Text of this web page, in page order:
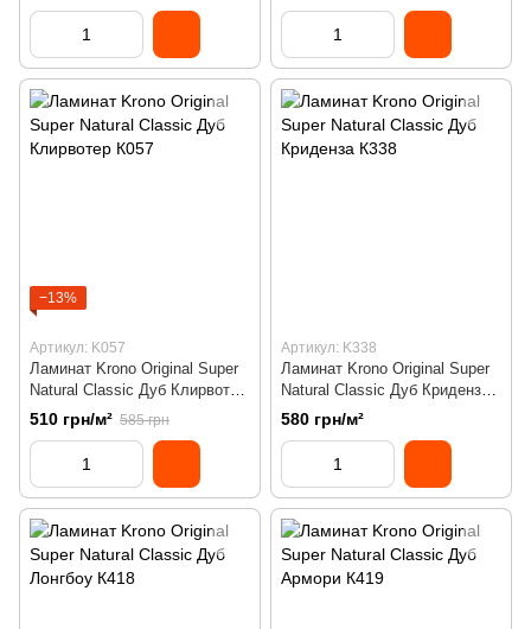
−13%
Артикул: K057
Ламинат Krono Original Super
Natural Classic Дуб Клирвотер
К057
510 грн/м² 585 грн
Артикул: K338
Ламинат Krono Original Super
Natural Classic Дуб Криденза
К338
580 грн/м²